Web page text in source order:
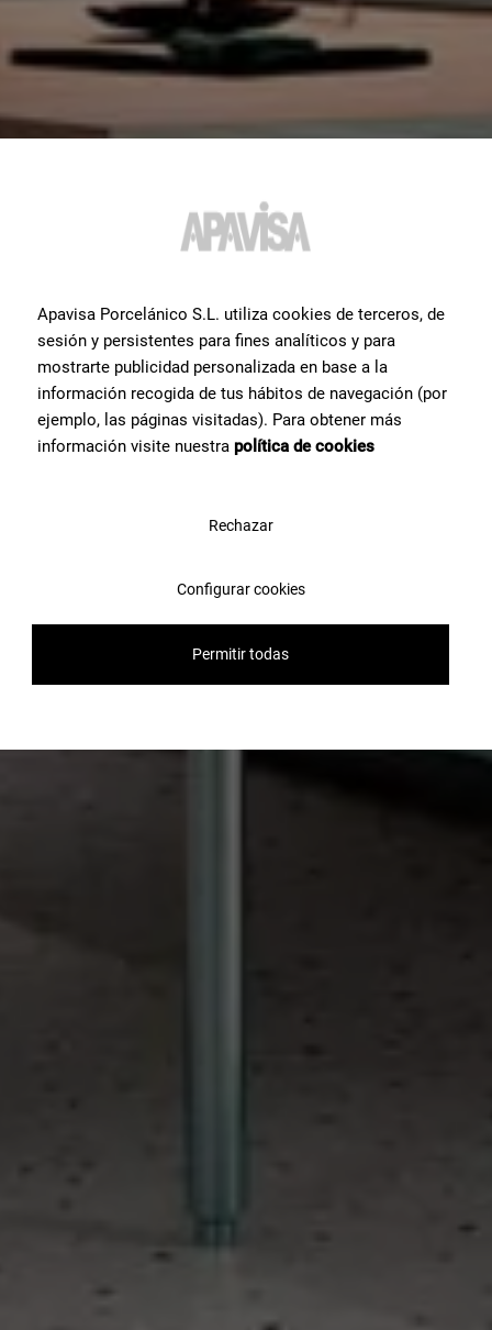
Apavisa Porcelánico S.L. utiliza cookies de terceros, de
sesión y persistentes para fines analíticos y para
mostrarte publicidad personalizada en base a la
información recogida de tus hábitos de navegación (por
ejemplo, las páginas visitadas). Para obtener más
información visite nuestra política de cookies
Rechazar
Configurar cookies
Permitir todas